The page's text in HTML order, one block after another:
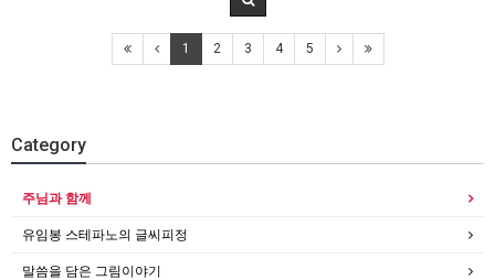
1 2 3 4 5
Category
주님과 함께
유임봉 스테파노의 글씨피정
말씀을 담은 그림이야기